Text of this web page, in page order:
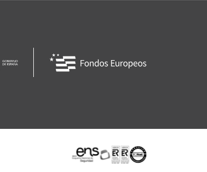
Certificaciones